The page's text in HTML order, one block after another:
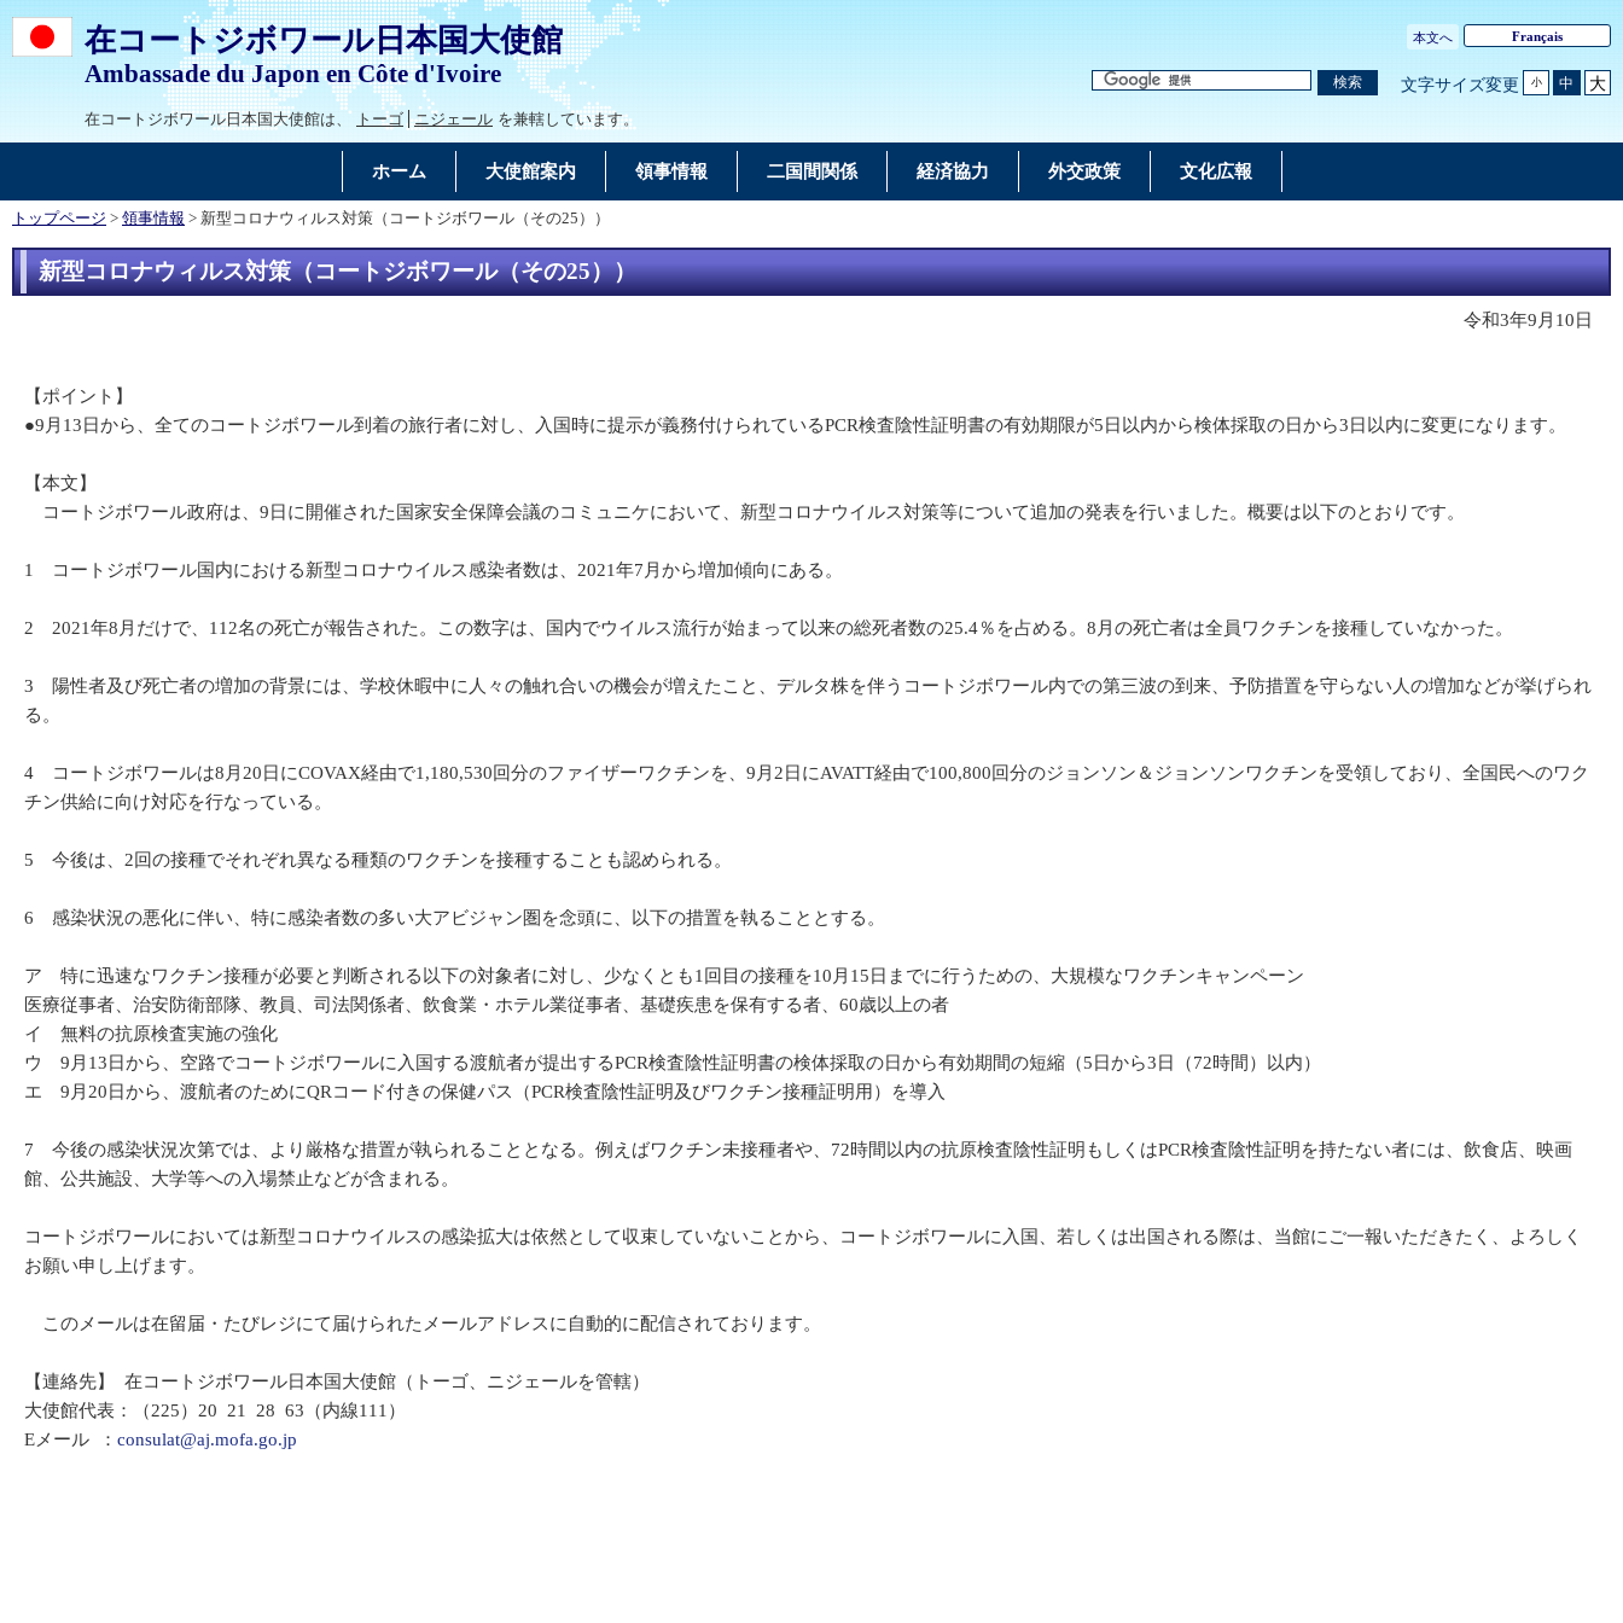
在コートジボワール日本国大使館
Ambassade du Japon en Côte d'Ivoire
本文へ Français
検索 文字サイズ変更 小 中 大
在コートジボワール日本国大使館は、 トーゴ ニジェール を兼轄しています。
ホーム 大使館案内 領事情報 二国間関係 経済協力 外交政策 文化広報
トップページ > 領事情報 > 新型コロナウィルス対策（コートジボワール（その25））
新型コロナウィルス対策（コートジボワール（その25））
令和3年9月10日
【ポイント】
●9月13日から、全てのコートジボワール到着の旅行者に対し、入国時に提示が義務付けられているPCR検査陰性証明書の有効期限が5日以内から検体採取の日から3日以内に変更になります。
【本文】
コートジボワール政府は、9日に開催された国家安全保障会議のコミュニケにおいて、新型コロナウイルス対策等について追加の発表を行いました。概要は以下のとおりです。
1 コートジボワール国内における新型コロナウイルス感染者数は、2021年7月から増加傾向にある。
2 2021年8月だけで、112名の死亡が報告された。この数字は、国内でウイルス流行が始まって以来の総死者数の25.4％を占める。8月の死亡者は全員ワクチンを接種していなかった。
3 陽性者及び死亡者の増加の背景には、学校休暇中に人々の触れ合いの機会が増えたこと、デルタ株を伴うコートジボワール内での第三波の到来、予防措置を守らない人の増加などが挙げられ
る。
4 コートジボワールは8月20日にCOVAX経由で1,180,530回分のファイザーワクチンを、9月2日にAVATT経由で100,800回分のジョンソン＆ジョンソンワクチンを受領しており、全国民へのワク
チン供給に向け対応を行なっている。
5 今後は、2回の接種でそれぞれ異なる種類のワクチンを接種することも認められる。
6 感染状況の悪化に伴い、特に感染者数の多い大アビジャン圏を念頭に、以下の措置を執ることとする。
ア 特に迅速なワクチン接種が必要と判断される以下の対象者に対し、少なくとも1回目の接種を10月15日までに行うための、大規模なワクチンキャンペーン
医療従事者、治安防衛部隊、教員、司法関係者、飲食業・ホテル業従事者、基礎疾患を保有する者、60歳以上の者
イ 無料の抗原検査実施の強化
ウ 9月13日から、空路でコートジボワールに入国する渡航者が提出するPCR検査陰性証明書の検体採取の日から有効期間の短縮（5日から3日（72時間）以内）
エ 9月20日から、渡航者のためにQRコード付きの保健パス（PCR検査陰性証明及びワクチン接種証明用）を導入
7 今後の感染状況次第では、より厳格な措置が執られることとなる。例えばワクチン未接種者や、72時間以内の抗原検査陰性証明もしくはPCR検査陰性証明を持たない者には、飲食店、映画
館、公共施設、大学等への入場禁止などが含まれる。
コートジボワールにおいては新型コロナウイルスの感染拡大は依然として収束していないことから、コートジボワールに入国、若しくは出国される際は、当館にご一報いただきたく、よろしく
お願い申し上げます。
このメールは在留届・たびレジにて届けられたメールアドレスに自動的に配信されております。
【連絡先】 在コートジボワール日本国大使館（トーゴ、ニジェールを管轄）
大使館代表：（225）20 21 28 63（内線111）
Eメール ： consulat@aj.mofa.go.jp